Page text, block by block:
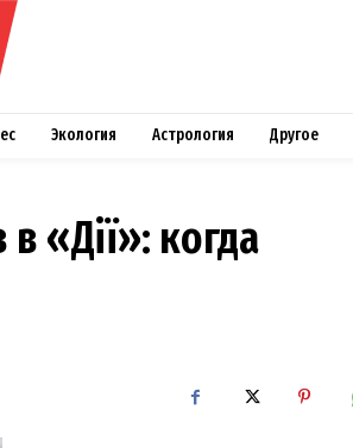
Экология Астрология Другое
«Дії»: когда